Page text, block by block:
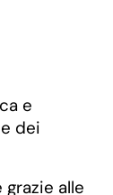
e
dei
alle